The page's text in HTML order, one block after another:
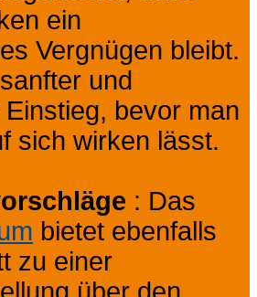
ein
Vergnügen bleibt.
und
bevor man
sich wirken lässt.
: Das
bietet ebenfalls
zu einer